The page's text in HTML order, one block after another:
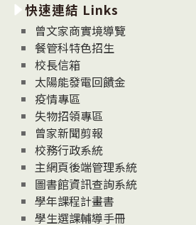
消
息
News
快速連結 Links
曾文家商實境導覽
餐管科特色招生
校長信箱
太陽能發電回饋金
疫情專區
失物招領專區
曾家新聞剪報
校務行政系統
主網頁後端管理系統
圖書館資訊查詢系統
學年課程計畫書
學生選課輔導手冊